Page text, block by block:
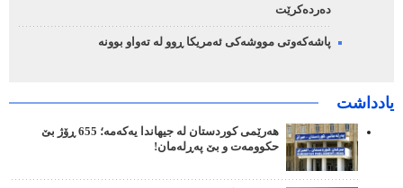
دەردەکرێت
پاشەکەوتی مووشەکی ئەمریکا ڕوو لە تەواو بوونە
یادداشت
هەرێمی کوردستان لە جیهاندا یەکەمە؛ 655 ڕۆژ بێ
حکوومەت و بێ پەڕلەمان!